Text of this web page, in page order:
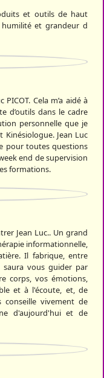
et outils de haut
et grandeur d
Cela m’a aidé à
d’outils dans le cadre
personnelle que je
Jean Luc
pour toutes questions
end de supervision
formations.
Jean Luc.. Un grand
informationnelle,
Il fabrique, entre
saura vous guider par
corps, vos émotions,
et à l'écoute, et, de
vivement de
d'aujourd'hui et de